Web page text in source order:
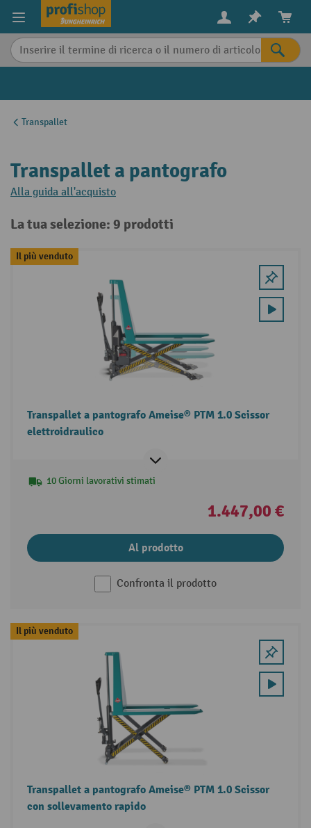
content
Transpallet
Transpallet a pantografo
Alla guida all'acquisto
La tua selezione: 9 prodotti
Il più venduto
Transpallet a pantografo Ameise® PTM 1.0 Scissor
elettroidraulico
10 Giorni lavorativi stimati
1.447,00 €
Al prodotto
Confronta il prodotto
Il più venduto
Transpallet a pantografo Ameise® PTM 1.0 Scissor
con sollevamento rapido